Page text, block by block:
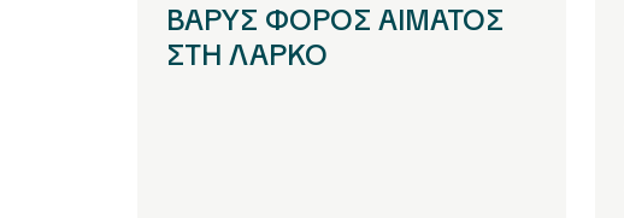
ΒΑΡΥΣ ΦΟΡΟΣ ΑΙΜΑΤΟΣ
ΣΤΗ ΛΑΡΚΟ